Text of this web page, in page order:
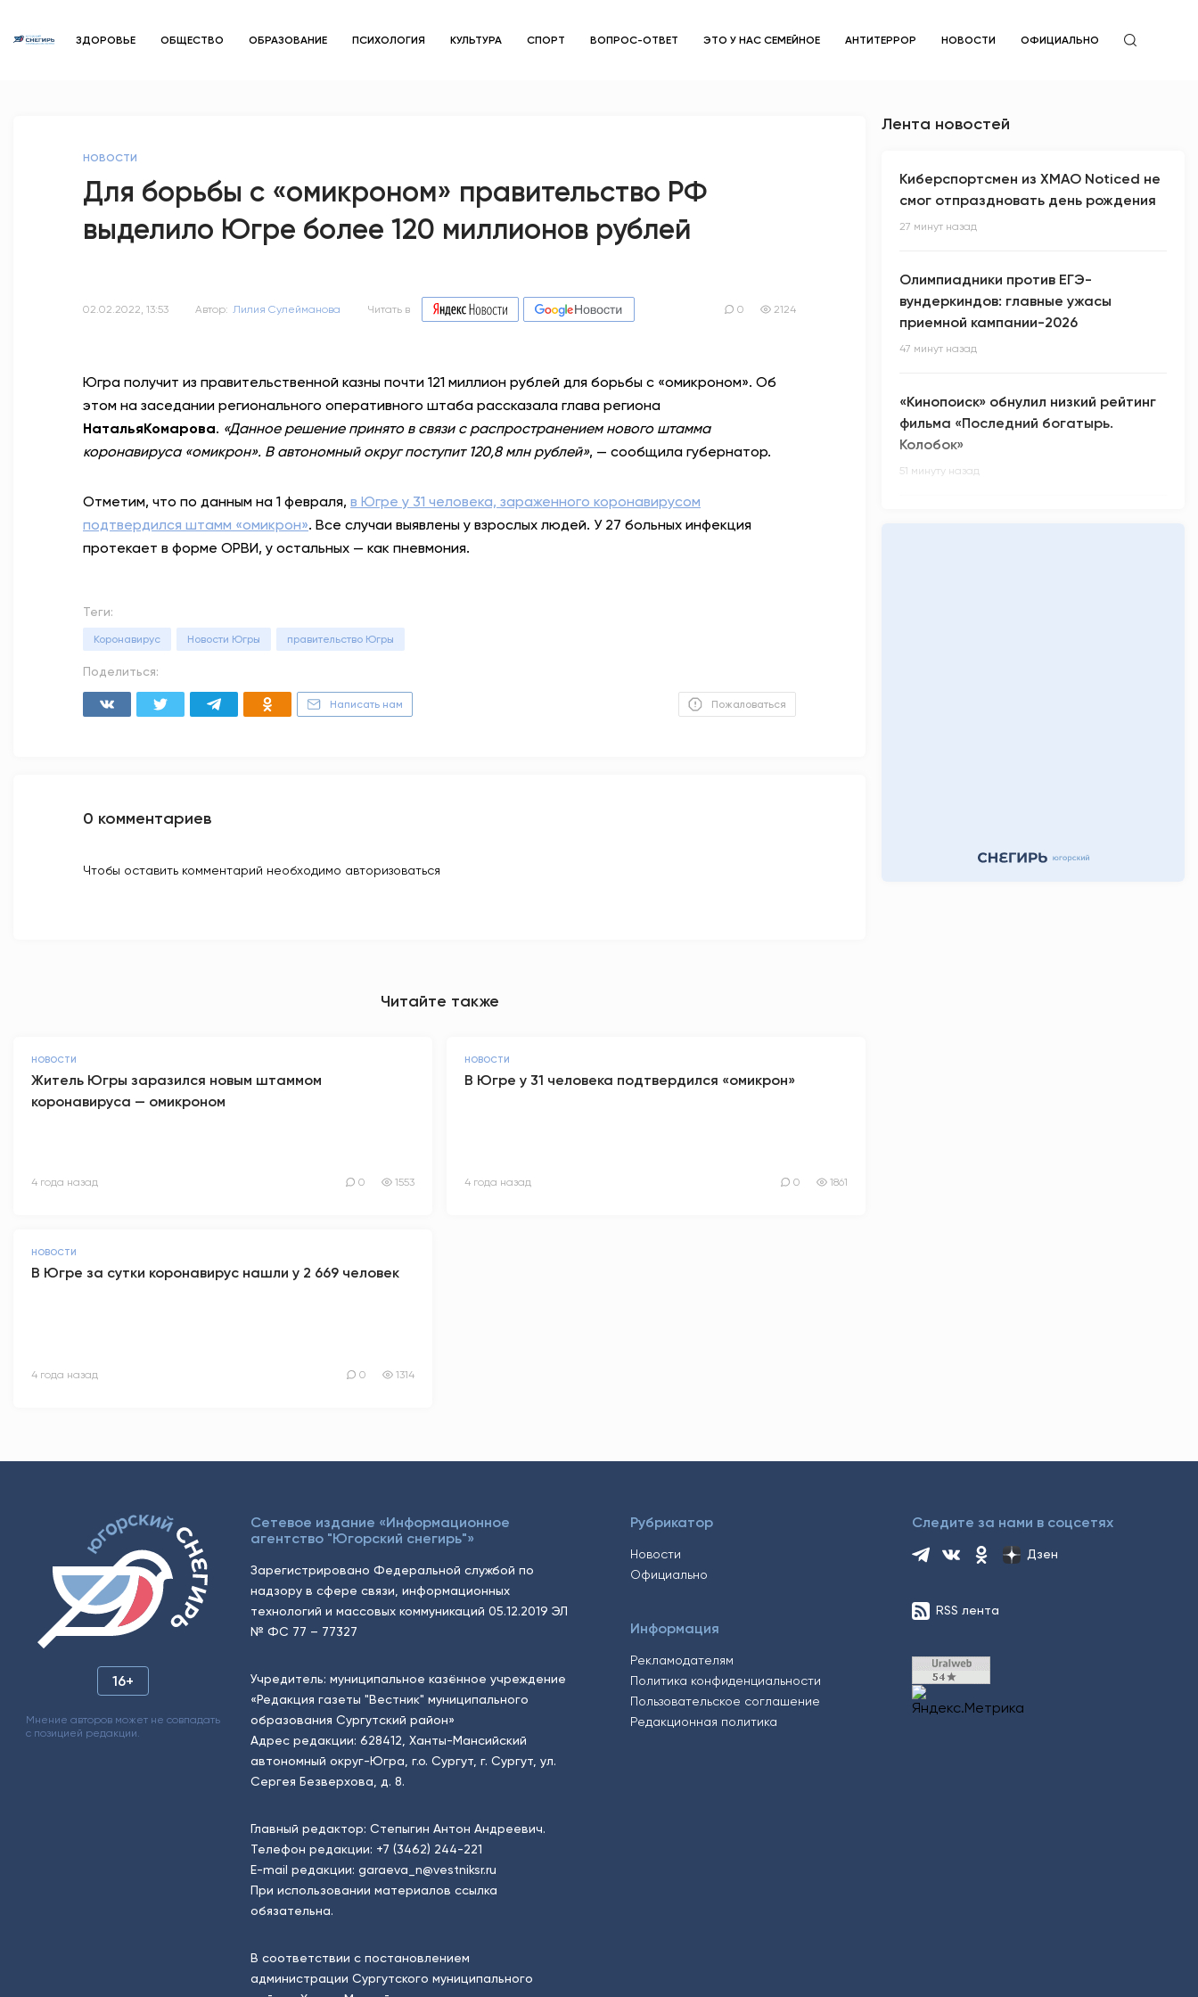
ЗДОРОВЬЕ ОБЩЕСТВО ОБРАЗОВАНИЕ ПСИХОЛОГИЯ КУЛЬТУРА СПОРТ ВОПРОС-ОТВЕТ ЭТО У НАС СЕМЕЙНОЕ АНТИТЕРРОР НОВОСТИ ОФИЦИАЛЬНО
ПСИХОЛОГИЯ
СПОРТ
ЭТО У НАС СЕМЕЙНОЕ
АНТИТЕРРОР
ОФИЦИАЛЬНО
НОВОСТИ
Для борьбы с «омикроном» правительство РФ
выделило Югре более 120 миллионов рублей
02.02.2022, 13:53 Автор: Лилия Сулейманова Читать в 0 2124
Югра получит из правительственной казны почти 121 миллион рублей для борьбы с «омикроном». Об
этом на заседании регионального оперативного штаба рассказала глава региона
НатальяКомарова. «Данное решение принято в связи с распространением нового штамма
коронавируса «омикрон». В автономный округ поступит 120,8 млн рублей», — сообщила губернатор.
Отметим, что по данным на 1 февраля, в Югре у 31 человека, зараженного коронавирусом
подтвердился штамм «омикрон». Все случаи выявлены у взрослых людей. У 27 больных инфекция
протекает в форме ОРВИ, у остальных — как пневмония.
Теги:
Коронавирус Новости Югры правительство Югры
Поделиться:
Написать нам Пожаловаться
0 комментариев
Чтобы оставить комментарий необходимо авторизоваться
Читайте также
НОВОСТИ
Житель Югры заразился новым штаммом
коронавируса — омикроном
4 года назад 0 1553
НОВОСТИ
В Югре у 31 человека подтвердился «омикрон»
4 года назад 0 1861
НОВОСТИ
В Югре за сутки коронавирус нашли у 2 669 человек
4 года назад 0 1314
Лента новостей
Киберспортсмен из ХМАО Noticed не
смог отпраздновать день рождения
27 минут назад
Олимпиадники против ЕГЭ-
вундеркиндов: главные ужасы
приемной кампании-2026
47 минут назад
«Кинопоиск» обнулил низкий рейтинг
фильма «Последний богатырь.
Колобок»
51 минуту назад
16+
Мнение авторов может не совпадать
с позицией редакции.
Сетевое издание «Информационное
агентство "Югорский снегирь"»
Зарегистрировано Федеральной службой по
надзору в сфере связи, информационных
технологий и массовых коммуникаций 05.12.2019 ЭЛ
№ ФС 77 – 77327
Учредитель: муниципальное казённое учреждение
«Редакция газеты "Вестник" муниципального
образования Сургутский район»
Адрес редакции: 628412, Ханты-Мансийский
автономный округ-Югра, г.о. Сургут, г. Сургут, ул.
Сергея Безверхова, д. 8.
Главный редактор: Степыгин Антон Андреевич.
Телефон редакции: +7 (3462) 244-221
E-mail редакции: garaeva_n@vestniksr.ru
При использовании материалов ссылка
обязательна.
В соответствии с постановлением
администрации Сургутского муниципального
Рубрикатор
Новости
Официально
Информация
Рекламодателям
Политика конфиденциальности
Пользовательское соглашение
Редакционная политика
Следите за нами в соцсетях
Дзен
RSS лента